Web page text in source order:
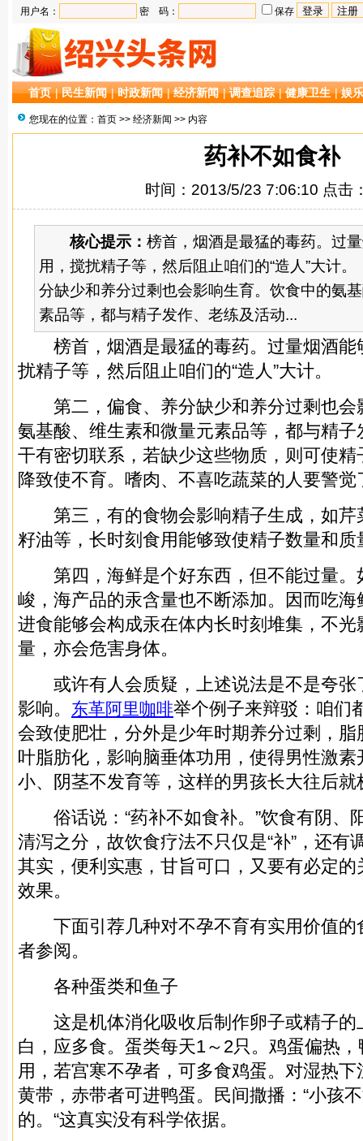
用户名： 密 码： 保存
首页 |民生新闻 |时政新闻 |经济新闻 |调查追踪 |健康卫生 |娱
您现在的位置： 首页 >> 经济新闻 >> 内容
药补不如食补
时间：2013/5/23 7:06:10 点击
核心提示： 榜首，烟酒是最猛的毒药。过
用，搅扰精子等，然后阻止咱们的“造人”大
分缺少和养分过剩也会影响生育。饮食中的氨
素品等，都与精子发作、老练及活动...
榜首，烟酒是最猛的毒药。过量烟酒能
扰精子等，然后阻止咱们的“造人”大计。
第二，偏食、养分缺少和养分过剩也会
氨基酸、维生素和微量元素品等，都与精
干有密切联系，若缺少这些物质，则可使
降致使不育。嗜肉、不喜吃蔬菜的人要警觉
第三，有的食物会影响精子生成，如芹
籽油等，长时刻食用能够致使精子数量和质
第四，海鲜是个好东西，但不能过量。
峻，海产品的汞含量也不断添加。因而吃
进食能够会构成汞在体内长时刻堆集，不
量，亦会危害身体。
或许有人会质疑，上述说法是不是夸张
影响。 东革阿里咖啡举个例子来辩驳：咱们
会致使肥壮，分外是少年时期养分过剩，
叶脂肪化，影响脑垂体功用，使得男性激
小、阴茎不发育等，这样的男孩长大往后就
俗话说：“药补不如食补。”饮食有阴、
清泻之分，故饮食疗法不只仅是“补”，还有
其实，便利实惠，甘旨可口，又要有必定
效果。
下面引荐几种对不孕不育有实用价值的
者参阅。
各种蛋类和鱼子
这是机体消化吸收后制作卵子或精子的
白，应多食。蛋类每天1～2只。鸡蛋偏热
用，若宫寒不孕者，可多食鸡蛋。对湿热
黄带，赤带者可进鸭蛋。民间撒播：“小孩
的。“这真实没有科学依据。